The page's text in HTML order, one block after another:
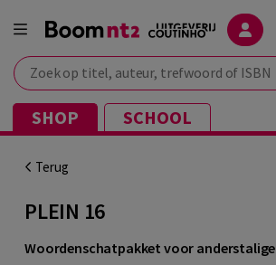
Zoek op titel, auteur, trefwoord of ISBN
SHOP SCHOOL
Terug
PLEIN 16
Woordenschatpakket voor